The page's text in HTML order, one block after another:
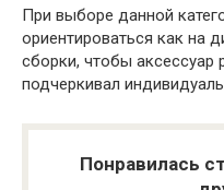
При выборе данной
ориентироваться как на
сборки, чтобы аксессуар
подчеркивал
Понравилась